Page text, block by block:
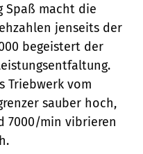
Spaß macht die
jenseits der
begeistert der
Triebwerk vom
sauber hoch,
7000/min vibrieren